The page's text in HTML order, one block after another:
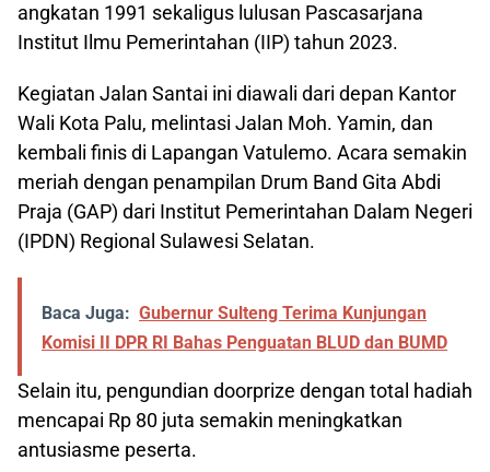
angkatan 1991 sekaligus lulusan Pascasarjana
Institut Ilmu Pemerintahan (IIP) tahun 2023.
Kegiatan Jalan Santai ini diawali dari depan Kantor
Wali Kota Palu, melintasi Jalan Moh. Yamin, dan
kembali finis di Lapangan Vatulemo. Acara semakin
meriah dengan penampilan Drum Band Gita Abdi
Praja (GAP) dari Institut Pemerintahan Dalam Negeri
(IPDN) Regional Sulawesi Selatan.
Baca Juga: Gubernur Sulteng Terima Kunjungan
Komisi II DPR RI Bahas Penguatan BLUD dan BUMD
Selain itu, pengundian doorprize dengan total hadiah
mencapai Rp 80 juta semakin meningkatkan
antusiasme peserta.